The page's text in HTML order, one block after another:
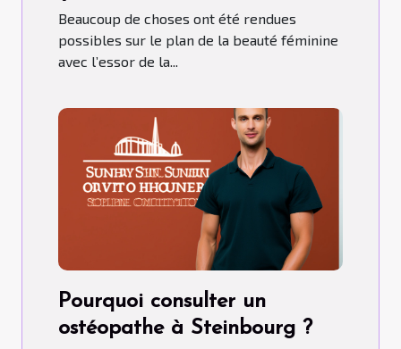
À SAVOIR
Beaucoup de choses ont été rendues
possibles sur le plan de la beauté féminine
avec l’essor de la...
Pourquoi consulter un
ostéopathe à Steinbourg ?